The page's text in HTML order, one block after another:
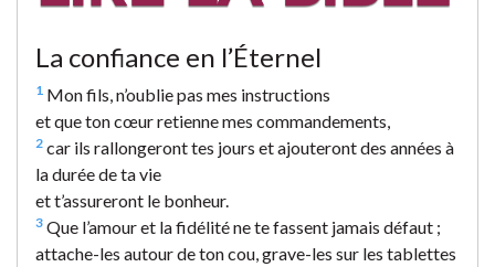
La confiance en l’Éternel
1 Mon fils, n’oublie pas mes instructions
et que ton cœur retienne mes commandements,
2 car ils rallongeront tes jours et ajouteront des années à
la durée de ta vie
et t’assureront le bonheur.
3 Que l’amour et la fidélité ne te fassent jamais défaut ;
attache-les autour de ton cou, grave-les sur les tablettes